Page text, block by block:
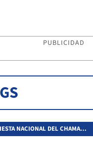
PUBLICIDAD
31ª FIESTA NACIONAL DEL CHAMAMÉ